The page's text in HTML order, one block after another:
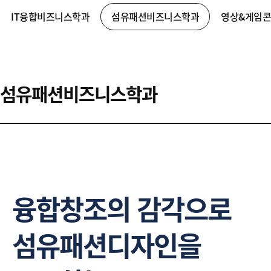
IT융합비즈니스학과 섬유패션비즈니스학과 영상&게임
섬유패션비즈니스학과
융합창조의 감각으로
섬유패션디자인을